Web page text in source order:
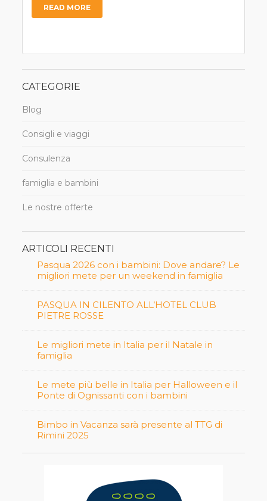
READ MORE
CATEGORIE
Blog
Consigli e viaggi
Consulenza
famiglia e bambini
Le nostre offerte
ARTICOLI RECENTI
Pasqua 2026 con i bambini: Dove andare? Le
migliori mete per un weekend in famiglia
PASQUA IN CILENTO ALL’HOTEL CLUB
PIETRE ROSSE
Le migliori mete in Italia per il Natale in
famiglia
Le mete più belle in Italia per Halloween e il
Ponte di Ognissanti con i bambini
Bimbo in Vacanza sarà presente al TTG di
Rimini 2025